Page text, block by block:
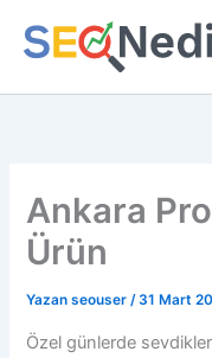
atla
Ankara
Ürün
Yazan seouser/31 Mart
Özel günlerde